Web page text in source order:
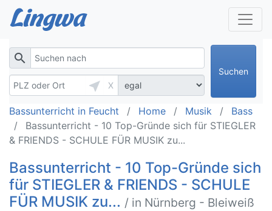
search
near_me
X
Suchen
Bassunterricht in Feucht Home Musik
Bass
Bassunterricht - 10 Top-Gründe sich für STIEGLER
& FRIENDS - SCHULE FÜR MUSIK zu...
Bassunterricht - 10 Top-Gründe sich
für STIEGLER & FRIENDS - SCHULE
FÜR MUSIK zu... / in Nürnberg - Bleiweiß